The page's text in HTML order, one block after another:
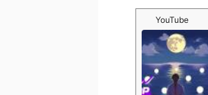
YouTube